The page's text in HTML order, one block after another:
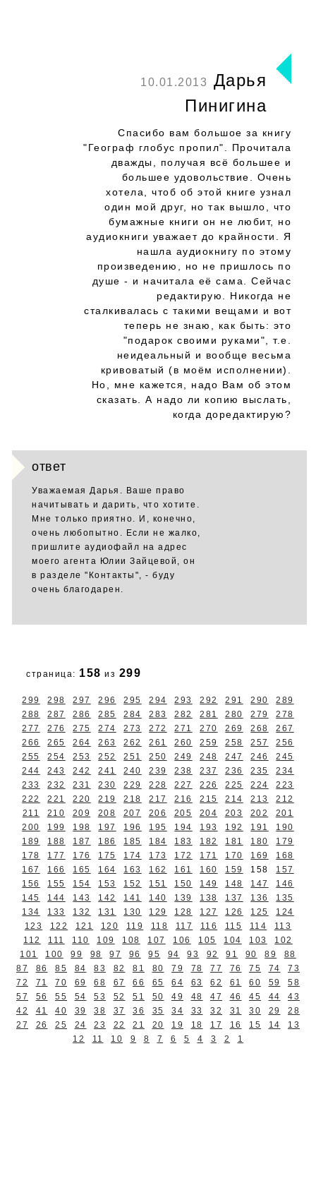
10.01.2013
Дарья
Пинигина
Спасибо вам большое за книгу
"Географ глобус пропил". Прочитала
дважды, получая всё большее и
большее удовольствие. Очень
хотела, чтоб об этой книге узнал
один мой друг, но так вышло, что
бумажные книги он не любит, но
аудиокниги уважает до крайности. Я
нашла аудиокнигу по этому
произведению, но не пришлось по
душе - и начитала её сама. Сейчас
редактирую. Никогда не
сталкивалась с такими вещами и вот
теперь не знаю, как быть: это
"подарок своими руками", т.е.
неидеальный и вообще весьма
кривоватый (в моём исполнении).
Но, мне кажется, надо Вам об этом
сказать. А надо ли копию выслать,
когда доредактирую?
ответ
Уважаемая Дарья. Ваше право
начитывать и дарить, что хотите.
Мне только приятно. И, конечно,
очень любопытно. Если не жалко,
пришлите аудиофайл на адрес
моего агента Юлии Зайцевой, он
в разделе "Контакты", - буду
очень благодарен.
страница: 158 из 299
299 298 297 296 295 294 293 292 291 290
289
288
287 286 285 284 283 282 281 280 279
278
277
276 275 274 273 272 271 270 269 268
267
266
265 264 263 262 261 260 259 258 257
256
255
254 253 252 251 250 249 248 247 246
245
244
243 242 241 240 239 238 237 236 235
234
233
232 231 230 229 228 227 226 225 224
223
222
221 220 219 218 217 216 215 214 213
212
211
210 209 208 207 206 205 204 203 202
201
200
199 198 197 196 195 194 193 192 191
190
189
188 187 186 185 184 183 182 181 180
179
178
177 176 175 174 173 172 171 170 169
168
167
166 165 164 163 162 161 160 159 158
157
156
155 154 153 152 151 150 149 148 147
146
145
144 143 142 141 140 139 138 137 136
135
134
133 132 131 130 129 128 127 126 125
124
123
122 121 120 119 118 117 116 115 114
113
112
111 110 109 108 107 106 105 104 103
102
101
100 99 98 97 96 95 94 93 92 91 90 89
88
87
86 85 84 83 82 81 80 79 78 77 76 75 74
73
72
71 70 69 68 67 66 65 64 63 62 61 60 59
58
57
56 55 54 53 52 51 50 49 48 47 46 45 44
43
42
41 40 39 38 37 36 35 34 33 32 31 30 29
28
27
26 25 24 23 22 21 20 19 18 17 16 15 14
13
12
11 10 9 8 7 6 5 4 3 2 1